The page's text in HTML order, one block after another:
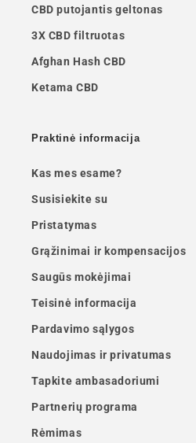
CBD putojantis geltonas
3X CBD filtruotas
Afghan Hash CBD
Ketama CBD
Praktinė informacija
Kas mes esame?
Susisiekite su
Pristatymas
Grąžinimai ir kompensacijos
Saugūs mokėjimai
Teisinė informacija
Pardavimo sąlygos
Naudojimas ir privatumas
Tapkite ambasadoriumi
Partnerių programa
Rėmimas